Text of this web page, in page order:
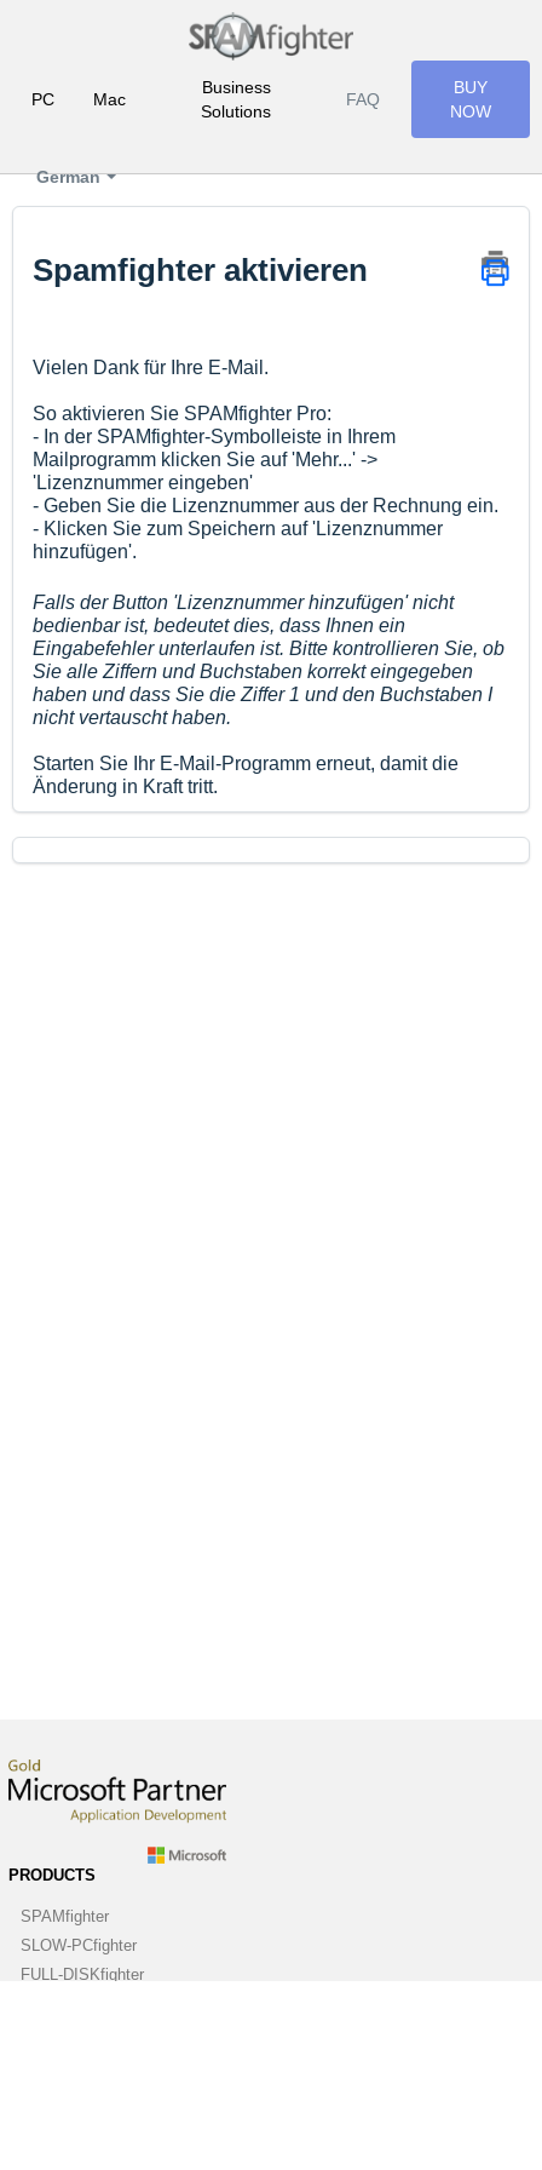
PC Mac
Business
Solutions
FAQ
BUY
NOW
German
Spamfighter aktivieren
Vielen Dank für Ihre E-Mail.
So aktivieren Sie SPAMfighter Pro:
- In der SPAMfighter-Symbolleiste in Ihrem
Mailprogramm klicken Sie auf 'Mehr...' ->
'Lizenznummer eingeben'
- Geben Sie die Lizenznummer aus der Rechnung ein.
- Klicken Sie zum Speichern auf 'Lizenznummer
hinzufügen'.
Falls der Button 'Lizenznummer hinzufügen' nicht
bedienbar ist, bedeutet dies, dass Ihnen ein
Eingabefehler unterlaufen ist. Bitte kontrollieren Sie, ob
Sie alle Ziffern und Buchstaben korrekt eingegeben
haben und dass Sie die Ziffer 1 und den Buchstaben I
nicht vertauscht haben.
Starten Sie Ihr E-Mail-Programm erneut, damit die
Änderung in Kraft tritt.
PRODUCTS
SPAMfighter
SLOW-PCfighter
FULL-DISKfighter